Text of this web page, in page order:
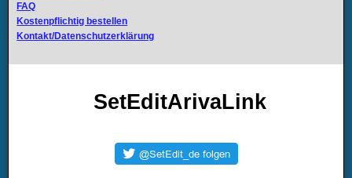
FAQ
Kostenpflichtig bestellen
Kontakt/Datenschutzerklärung
SetEditArivaLink